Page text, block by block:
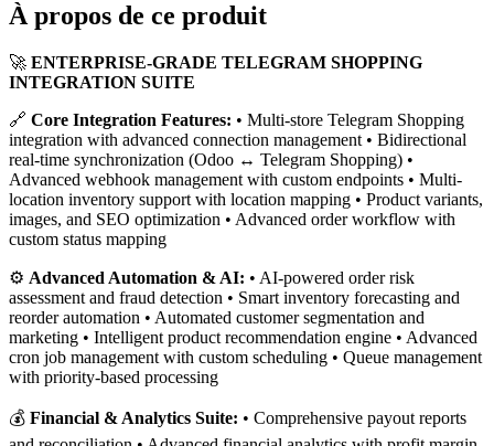
À propos de ce produit
🚀 ENTERPRISE-GRADE TELEGRAM SHOPPING
INTEGRATION SUITE
🔗 Core Integration Features: • Multi-store Telegram Shopping
integration with advanced connection management • Bidirectional
real-time synchronization (Odoo ↔ Telegram Shopping) •
Advanced webhook management with custom endpoints • Multi-
location inventory support with location mapping • Product variants,
images, and SEO optimization • Advanced order workflow with
custom status mapping
⚙️ Advanced Automation & AI: • AI-powered order risk
assessment and fraud detection • Smart inventory forecasting and
reorder automation • Automated customer segmentation and
marketing • Intelligent product recommendation engine • Advanced
cron job management with custom scheduling • Queue management
with priority-based processing
💰 Financial & Analytics Suite: • Comprehensive payout reports